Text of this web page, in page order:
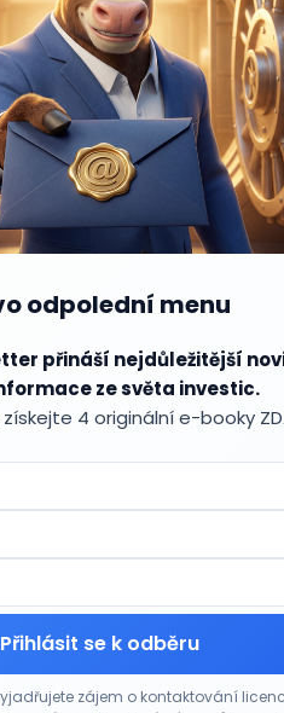
odpolední menu
přináší nejdůležitější
ze světa investic.
4 originální e-booky
Přihlásit se k odběru
zájem o kontaktování
tržeb, objem prodejů